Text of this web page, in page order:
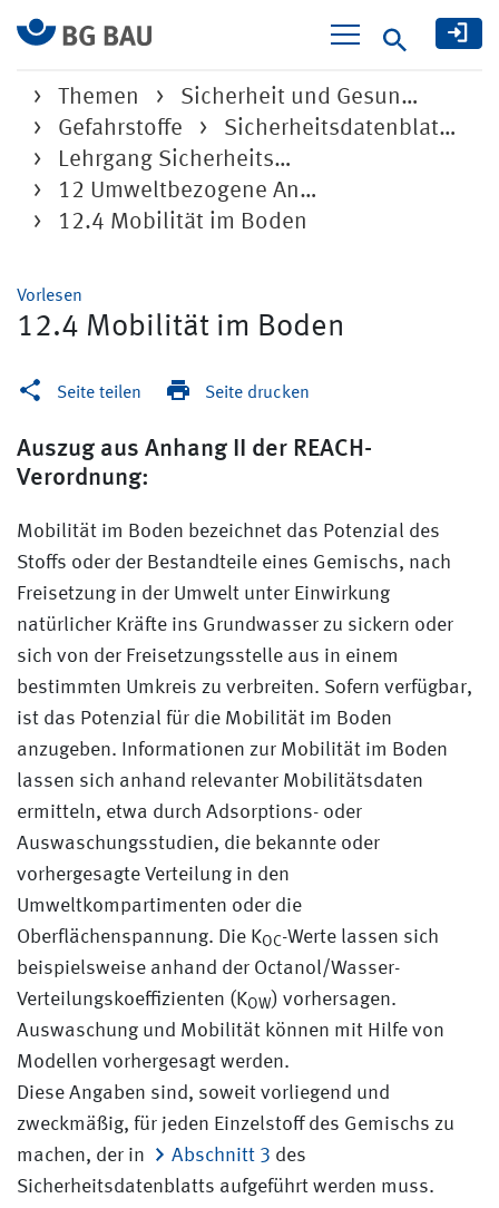
Suche
Themen
Sicherheit und Gesun…
Gefahrstoffe
Sicherheitsdatenblat…
Lehrgang Sicherheits…
12 Umweltbezogene An…
12.4 Mobilität im Boden
Vorlesen
12.4 Mobilität im Boden
Seite teilen Seite drucken
Auszug aus Anhang II der REACH-
Verordnung:
Mobilität im Boden bezeichnet das Potenzial des
Stoffs oder der Bestandteile eines Gemischs, nach
Freisetzung in der Umwelt unter Einwirkung
natürlicher Kräfte ins Grundwasser zu sickern oder
sich von der Freisetzungsstelle aus in einem
bestimmten Umkreis zu verbreiten. Sofern verfügbar,
ist das Potenzial für die Mobilität im Boden
anzugeben. Informationen zur Mobilität im Boden
lassen sich anhand relevanter Mobilitätsdaten
ermitteln, etwa durch Adsorptions- oder
Auswaschungsstudien, die bekannte oder
vorhergesagte Verteilung in den
Umweltkompartimenten oder die
Oberflächenspannung. Die KOC-Werte lassen sich
beispielsweise anhand der Octanol/Wasser-
Verteilungskoeffizienten (KOW) vorhersagen.
Auswaschung und Mobilität können mit Hilfe von
Modellen vorhergesagt werden.
Diese Angaben sind, soweit vorliegend und
zweckmäßig, für jeden Einzelstoff des Gemischs zu
machen, der in
Abschnitt 3 des
Sicherheitsdatenblatts aufgeführt werden muss.